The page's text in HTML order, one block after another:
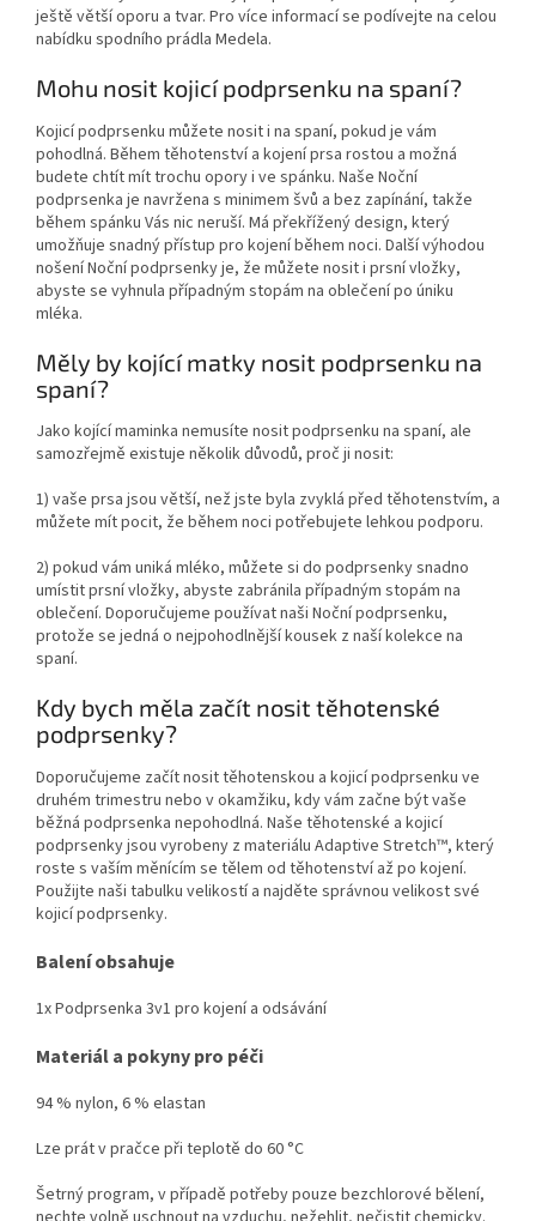
ještě větší oporu a tvar. Pro více informací se podívejte na celou
nabídku spodního prádla Medela.
Mohu nosit kojicí podprsenku na spaní?
Kojicí podprsenku můžete nosit i na spaní, pokud je vám
pohodlná. Během těhotenství a kojení prsa rostou a možná
budete chtít mít trochu opory i ve spánku. Naše Noční
podprsenka je navržena s minimem švů a bez zapínání, takže
během spánku Vás nic neruší. Má překřížený design, který
umožňuje snadný přístup pro kojení během noci. Další výhodou
nošení Noční podprsenky je, že můžete nosit i prsní vložky,
abyste se vyhnula případným stopám na oblečení po úniku
mléka.
Měly by kojící matky nosit podprsenku na
spaní?
Jako kojící maminka nemusíte nosit podprsenku na spaní, ale
samozřejmě existuje několik důvodů, proč ji nosit:
1) vaše prsa jsou větší, než jste byla zvyklá před těhotenstvím, a
můžete mít pocit, že během noci potřebujete lehkou podporu.
2) pokud vám uniká mléko, můžete si do podprsenky snadno
umístit prsní vložky, abyste zabránila případným stopám na
oblečení. Doporučujeme používat naši Noční podprsenku,
protože se jedná o nejpohodlnější kousek z naší kolekce na
spaní.
Kdy bych měla začít nosit těhotenské
podprsenky?
Doporučujeme začít nosit těhotenskou a kojicí podprsenku ve
druhém trimestru nebo v okamžiku, kdy vám začne být vaše
běžná podprsenka nepohodlná. Naše těhotenské a kojicí
podprsenky jsou vyrobeny z materiálu Adaptive Stretch™, který
roste s vaším měnícím se tělem od těhotenství až po kojení.
Použijte naši tabulku velikostí a najděte správnou velikost své
kojicí podprsenky.
Balení obsahuje
1x Podprsenka 3v1 pro kojení a odsávání
Materiál a pokyny pro péči
94 % nylon, 6 % elastan
Lze prát v pračce při teplotě do 60 °C
Šetrný program, v případě potřeby pouze bezchlorové bělení,